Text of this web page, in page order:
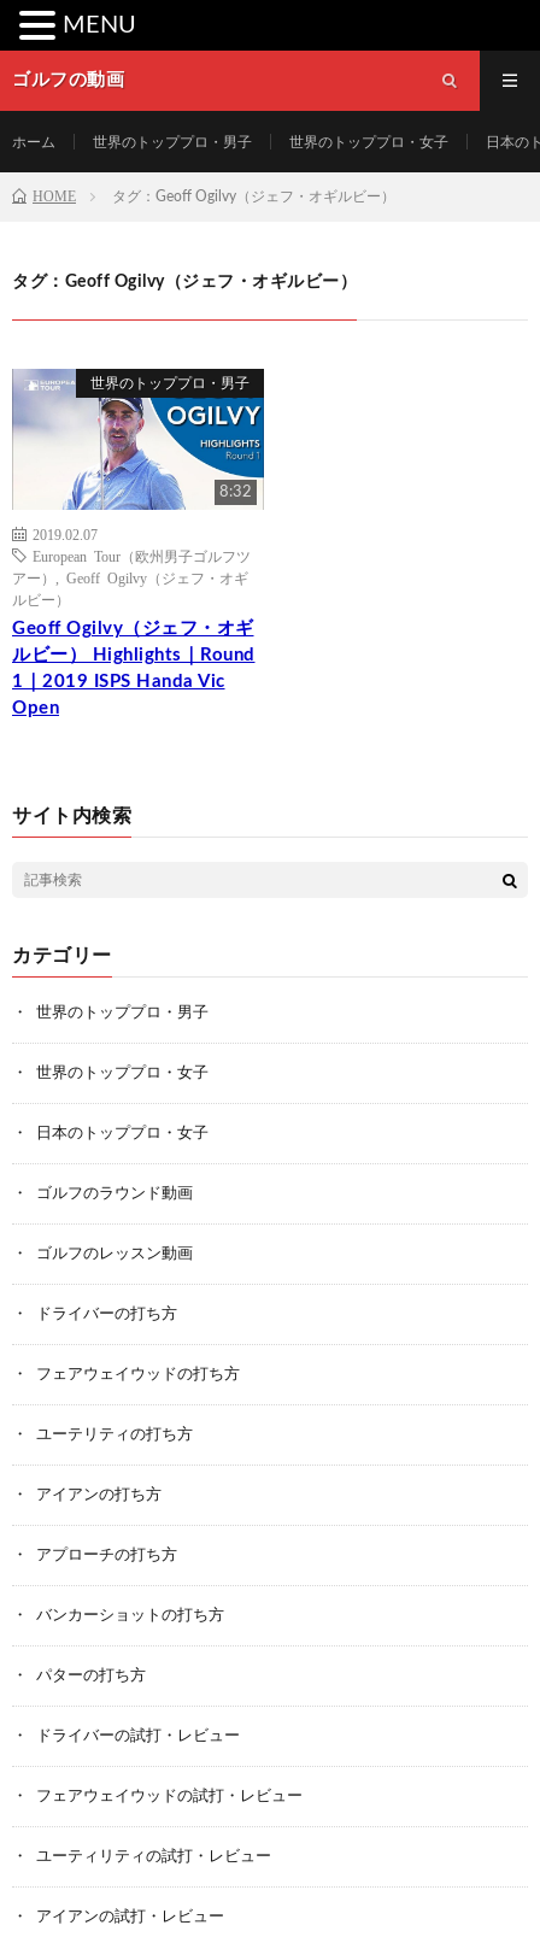
ゴルフの動画
ホーム 世界のトッププロ・男子 世界のトッププロ・女子 日本の
HOME タグ：Geoff Ogilvy（ジェフ・オギルビー）
タグ：Geoff Ogilvy（ジェフ・オギルビー）
世界のトッププロ・男子
8:32
2019.02.07
European Tour（欧州男子ゴルフツ
アー）
Geoff Ogilvy（ジェフ・オギ
ルビー）
Geoff Ogilvy（ジェフ・オギ
ルビー） Highlights｜Round
1｜2019 ISPS Handa Vic
Open
サイト内検索
カテゴリー
世界のトッププロ・男子
世界のトッププロ・女子
日本のトッププロ・女子
ゴルフのラウンド動画
ゴルフのレッスン動画
ドライバーの打ち方
フェアウェイウッドの打ち方
ユーテリティの打ち方
アイアンの打ち方
アプローチの打ち方
バンカーショットの打ち方
パターの打ち方
ドライバーの試打・レビュー
フェアウェイウッドの試打・レビュー
ユーティリティの試打・レビュー
アイアンの試打・レビュー
MENU